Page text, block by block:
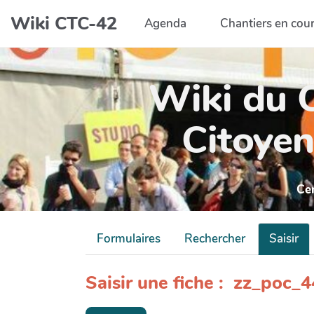
Aller au contenu principal
Wiki CTC-42 Agenda Chantiers en
Wiki du
Formulaires Rechercher Saisir
Saisir une fiche :